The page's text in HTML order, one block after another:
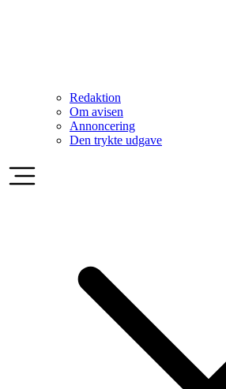
Redaktion
Om avisen
Annoncering
Den trykte udgave